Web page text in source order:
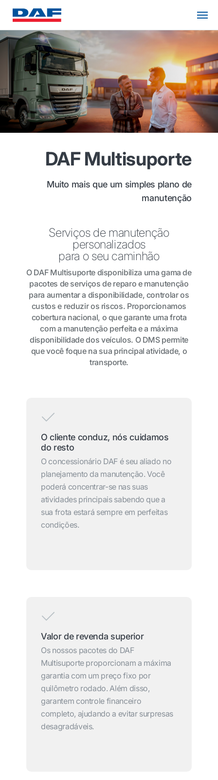
DAF Multisuporte
Muito mais que um simples plano de
manutenção
Serviços de manutenção
personalizados
para o seu caminhão
O DAF Multisuporte disponibiliza uma gama de
pacotes de serviços de reparo e manutenção
para aumentar a disponibilidade, controlar os
custos e reduzir os riscos. Proporcionamos
cobertura nacional, o que garante uma frota
com a manutenção perfeita e a máxima
disponibilidade dos veículos. O DMS permite
que você foque na sua principal atividade, o
transporte.
O cliente conduz, nós cuidamos
do resto
O concessionário DAF é seu aliado no
planejamento da manutenção. Você
poderá concentrar-se nas suas
atividades principais sabendo que a
sua frota estará sempre em perfeitas
condições.
Valor de revenda superior
Os nossos pacotes do DAF
Multisuporte proporcionam a máxima
garantia com um preço fixo por
quilômetro rodado. Além disso,
garantem controle financeiro
completo, ajudando a evitar surpresas
desagradáveis.